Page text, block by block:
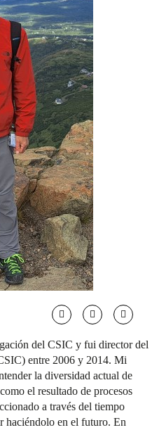
del CSIC y fui director del
entre 2006 y 2014. Mi
la diversidad actual de
el resultado de procesos
a través del tiempo
haciéndolo en el futuro. En